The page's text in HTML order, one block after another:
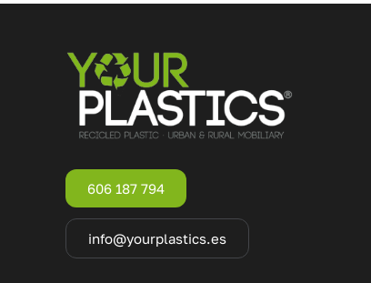
606 187 794
info@yourplastics.es